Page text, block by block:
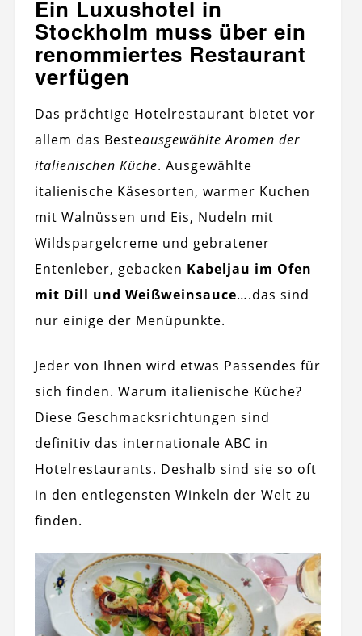
Ein Luxushotel in
Stockholm muss über ein
renommiertes Restaurant
verfügen
Das prächtige Hotelrestaurant bietet vor
allem das Besteausgewählte Aromen der
italienischen Küche. Ausgewählte
italienische Käsesorten, warmer Kuchen
mit Walnüssen und Eis, Nudeln mit
Wildspargelcreme und gebratener
Entenleber, gebacken Kabeljau im Ofen
mit Dill und Weißweinsauce….das sind
nur einige der Menüpunkte.
Jeder von Ihnen wird etwas Passendes für
sich finden. Warum italienische Küche?
Diese Geschmacksrichtungen sind
definitiv das internationale ABC in
Hotelrestaurants. Deshalb sind sie so oft
in den entlegensten Winkeln der Welt zu
finden.